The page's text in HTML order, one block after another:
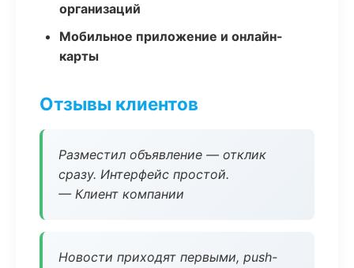
организаций
Мобильное приложение и онлайн-
карты
Отзывы клиентов
Разместил объявление — отклик
сразу. Интерфейс простой.
— Клиент компании
Новости приходят первыми, push-